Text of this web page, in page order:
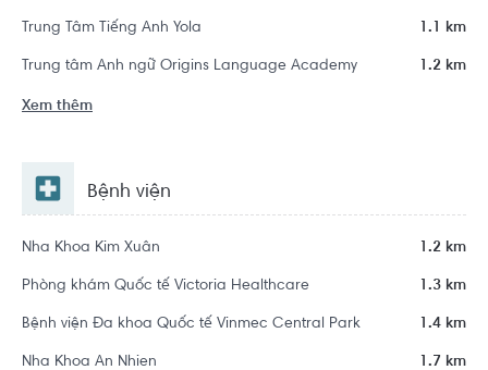
Trung Tâm Tiếng Anh Yola 1.1 km
Trung tâm Anh ngữ Origins Language Academy 1.2 km
Xem thêm
Bệnh viện
Nha Khoa Kim Xuân 1.2 km
Phòng khám Quốc tế Victoria Healthcare 1.3 km
Bệnh viện Đa khoa Quốc tế Vinmec Central Park 1.4 km
Nha Khoa An Nhien 1.7 km